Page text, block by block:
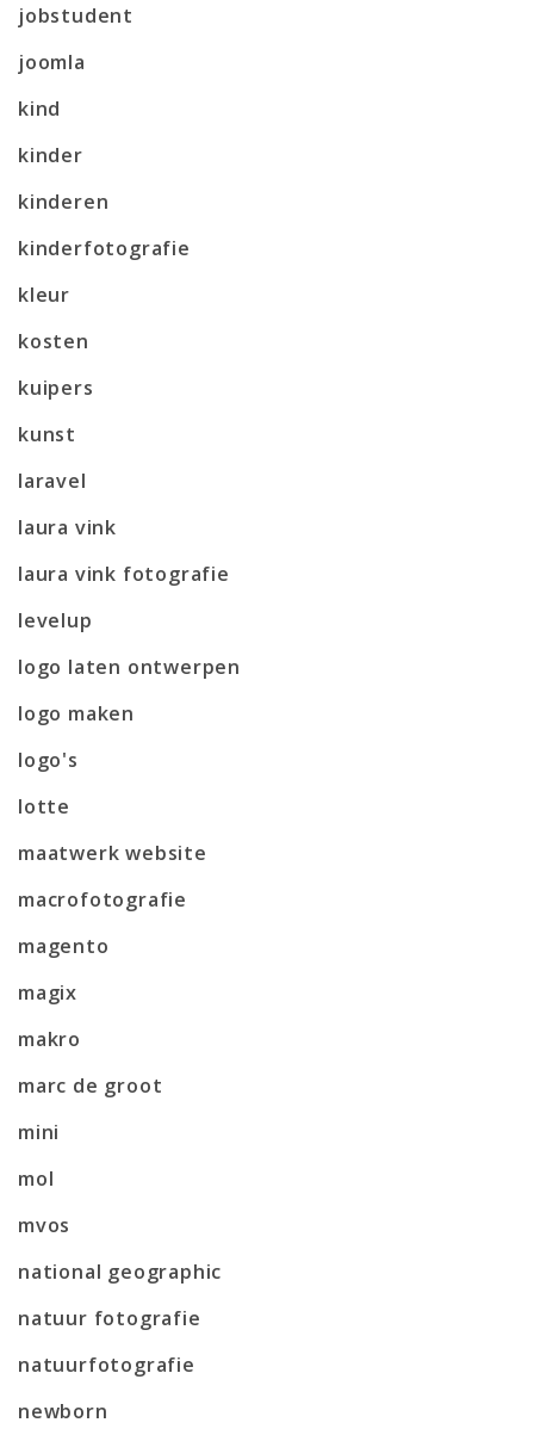
jobstudent
joomla
kind
kinder
kinderen
kinderfotografie
kleur
kosten
kuipers
kunst
laravel
laura vink
laura vink fotografie
levelup
logo laten ontwerpen
logo maken
logo's
lotte
maatwerk website
macrofotografie
magento
magix
makro
marc de groot
mini
mol
mvos
national geographic
natuur fotografie
natuurfotografie
newborn